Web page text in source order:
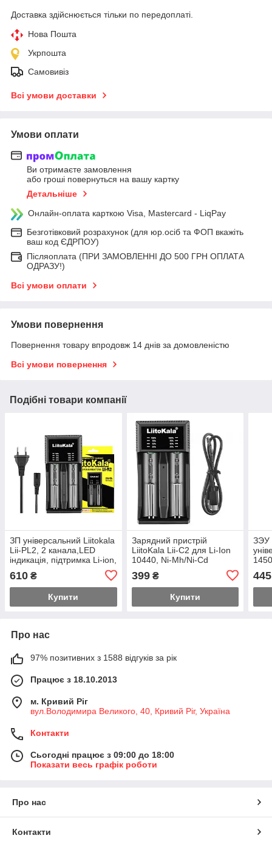
Доставка здійснюється тільки по передоплаті.
Нова Пошта
Укрпошта
Самовивіз
Всі умови доставки
Умови оплати
Ви отримаєте замовлення
або гроші повернуться на вашу картку
Детальніше
Онлайн-оплата карткою Visa, Mastercard - LiqPay
Безготівковий розрахунок (для юр.осіб та ФОП вкажіть
ваш код ЄДРПОУ)
Післяоплата (ПРИ ЗАМОВЛЕННІ ДО 500 ГРН ОПЛАТА
ОДРАЗУ!)
Всі умови оплати
Умови повернення
Повернення товару впродовж 14 днів за домовленістю
Всі умови повернення
Подібні товари компанії
ЗП універсальний Liitokala
Lii-PL2, 2 канала,LED
індикація, підтримка Li-ion,
610 ₴
Купити
Зарядний пристрій
LiitoKala Lii-C2 для Li-Ion
10440, Ni-Mh/Ni-Cd
канали
399₴
Купити
ЗЭУ
500/
445
Про нас
97% позитивних з 1588 відгуків за рік
Працює з 18.10.2013
м. Кривий Ріг
вул.Володимира Великого, 40, Кривий Ріг, Україна
Контакти
Сьогодні працює з 09:00 до 18:00
Показати весь графік роботи
Про нас
Контакти